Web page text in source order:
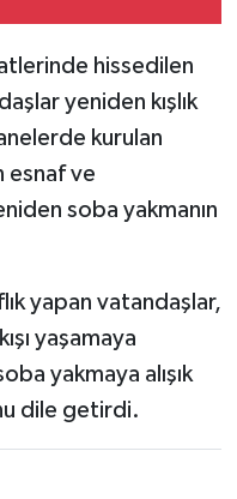
hissedilen
yeniden kışlık
kurulan
esnaf ve
soba yakmanın
yapan vatandaşlar,
yaşamaya
yakmaya alışık
dile getirdi.